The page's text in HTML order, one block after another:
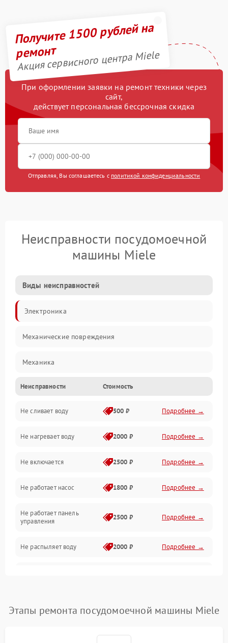
Получите 1500 рублей на
ремонт
Акция сервисного центра Miele
При оформлении заявки на ремонт техники через
сайт,
действует персональная бессрочная скидка
Отправляя, Вы соглашаетесь с политикой конфиденциальности
Неисправности посудомоечной
машины Miele
Виды неисправностей
Электроника
Механические повреждения
Механика
Управление
Электропитание
Датчики
Нагрев
Вода
Гигиена
Программное обеспечение
Неисправности Стоимость
Не сливает воду 500 ₽ Подробнее →
Не нагревает воду 2000 ₽ Подробнее →
Не включается 2500 ₽ Подробнее →
Не работает насос 1800 ₽ Подробнее →
Не работает панель
управления
2500 ₽ Подробнее →
Не распыляет воду 2000 ₽ Подробнее →
воды
1800 ₽ Подробнее →
Этапы ремонта посудомоечной машины Miele